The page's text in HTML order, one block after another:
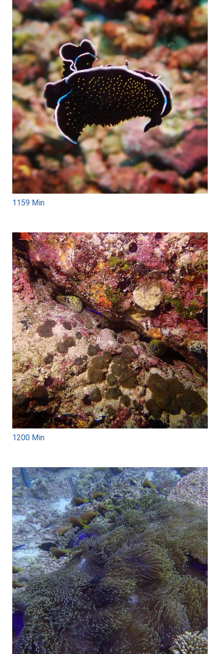
1159 Min
1200 Min